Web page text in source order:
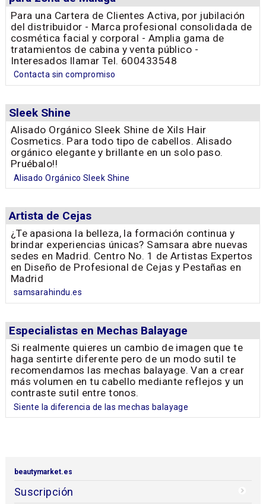
Para una Cartera de Clientes Activa, por jubilación
del distribuidor - Marca profesional consolidada de
cosmética facial y corporal - Amplia gama de
tratamientos de cabina y venta público -
Interesados llamar Tel. 600433548
Contacta sin compromiso
Sleek Shine
Alisado Orgánico Sleek Shine de Xils Hair
Cosmetics. Para todo tipo de cabellos. Alisado
orgánico elegante y brillante en un solo paso.
Pruébalo!!
Alisado Orgánico Sleek Shine
Artista de Cejas
¿Te apasiona la belleza, la formación continua y
brindar experiencias únicas? Samsara abre nuevas
sedes en Madrid. Centro No. 1 de Artistas Expertos
en Diseño de Profesional de Cejas y Pestañas en
Madrid
samsarahindu.es
Especialistas en Mechas Balayage
Si realmente quieres un cambio de imagen que te
haga sentirte diferente pero de un modo sutil te
recomendamos las mechas balayage. Van a crear
más volumen en tu cabello mediante reflejos y un
contraste sutil entre tonos.
Siente la diferencia de las mechas balayage
beautymarket.es
Suscripción